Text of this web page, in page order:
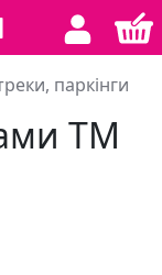
паркінги
ТМ